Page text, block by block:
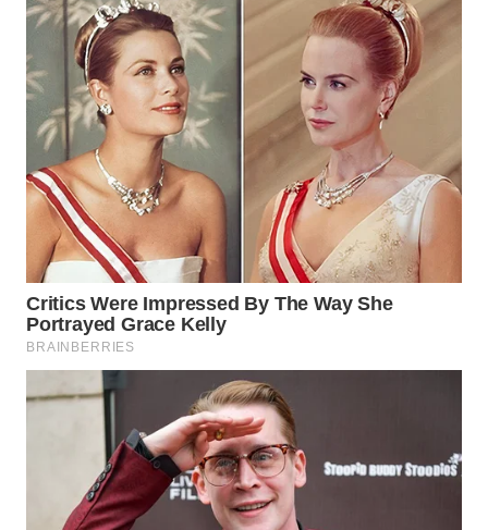
INFRASTRUKTUR
WAHANA
KONSUMEN
WAHANA
LISTRIK
WAHANA
TRAVEL
WAHANA
TV
WAHANANEWS
WAHANANEWS
CO ID